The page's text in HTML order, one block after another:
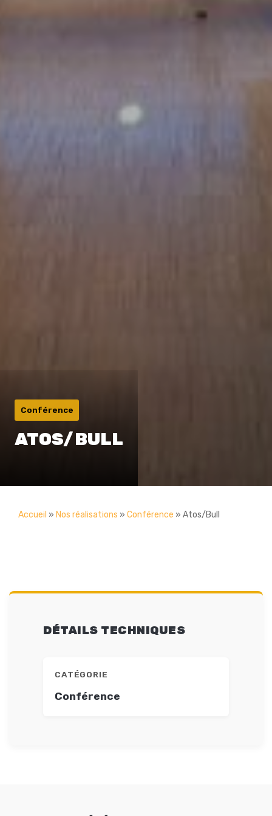
Conférence
ATOS/BULL
Accueil » Nos réalisations » Conférence » Atos/Bull
DÉTAILS TECHNIQUES
CATÉGORIE
Conférence